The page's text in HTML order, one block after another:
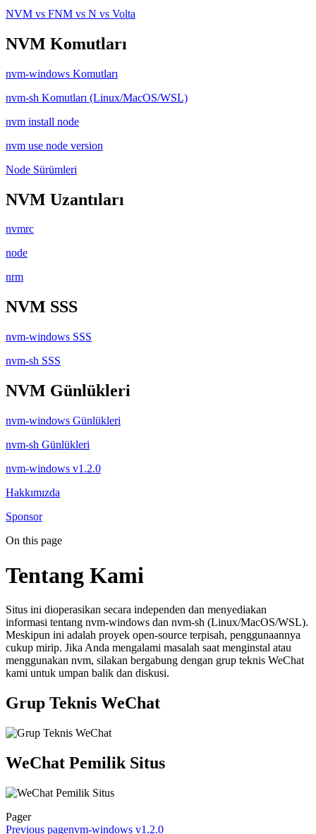
NVM vs FNM vs N vs Volta
NVM Komutları
nvm-windows Komutları
nvm-sh Komutları (Linux/MacOS/WSL)
nvm install node
nvm use node version
Node Sürümleri
NVM Uzantıları
nvmrc
node
nrm
NVM SSS
nvm-windows SSS
nvm-sh SSS
NVM Günlükleri
nvm-windows Günlükleri
nvm-sh Günlükleri
nvm-windows v1.2.0
Hakkımızda
Sponsor
On this page
Tentang Kami
Situs ini dioperasikan secara independen dan menyediakan
informasi tentang nvm-windows dan nvm-sh (Linux/MacOS/WSL).
Meskipun ini adalah proyek open-source terpisah, penggunaannya
cukup mirip. Jika Anda mengalami masalah saat menginstal atau
menggunakan nvm, silakan bergabung dengan grup teknis WeChat
kami untuk umpan balik dan diskusi.
Grup Teknis WeChat
WeChat Pemilik Situs
Pager
Previous pagenvm-windows v1.2.0